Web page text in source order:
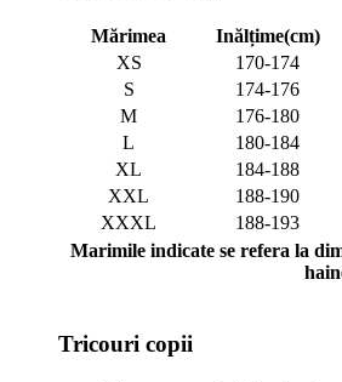
Mărimea Inălțime(cm)
XS
170-174
S
174-176
M
176-180
L
180-184
XL
184-188
XXL
188-190
XXXL
188-193
Marimile indicate se refera la
Tricouri copii